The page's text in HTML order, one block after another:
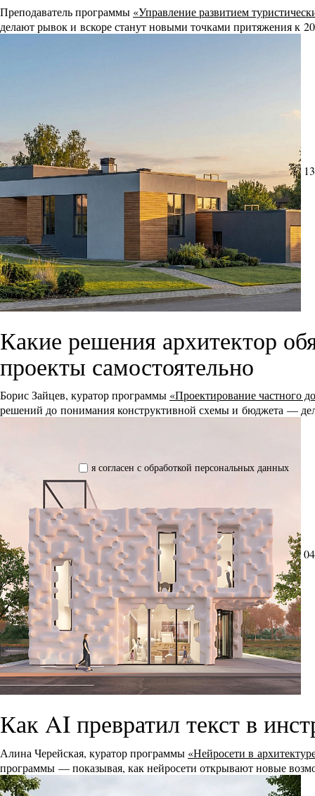
я согласен с обработкой персональных данных
Преподаватель программы «Управление развитием
делают рывок и вскоре станут новыми точками притяжения к
Какие решения архитектор
проекты самостоятельно
Борис Зайцев, куратор программы «Проектирование частного
решений до понимания конструктивной схемы и бюджета —
Как AI превратил текст в
Алина Черейская, куратор программы «Нейросети в
программы — показывая, как нейросети открывают новые